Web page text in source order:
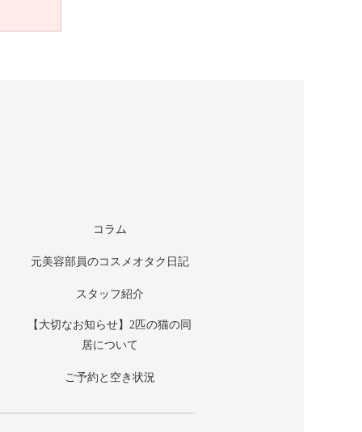
コラム
元美容部員のコスメオタク日記
スタッフ紹介
​【大切なお知らせ】2匹の猫の同
居について
ご予約と空き状況